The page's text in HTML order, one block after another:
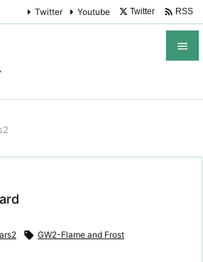

Twitter Youtube Twitter  RSS
 GW2-Flame and Frost